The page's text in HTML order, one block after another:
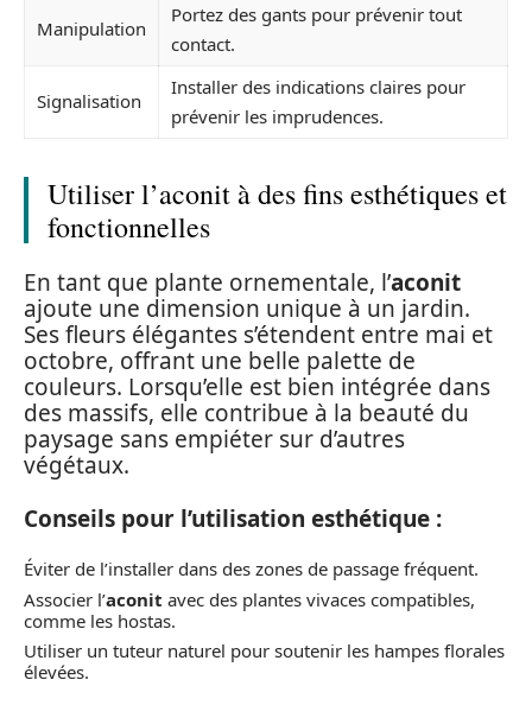
Manipulation
Portez des gants pour prévenir tout
contact.
Signalisation
Installer des indications claires pour
prévenir les imprudences.
Utiliser l’aconit à des fins esthétiques et
fonctionnelles
En tant que plante ornementale, l’aconit
ajoute une dimension unique à un jardin.
Ses fleurs élégantes s’étendent entre mai et
octobre, offrant une belle palette de
couleurs. Lorsqu’elle est bien intégrée dans
des massifs, elle contribue à la beauté du
paysage sans empiéter sur d’autres
végétaux.
Conseils pour l’utilisation esthétique :
Éviter de l’installer dans des zones de passage fréquent.
Associer l’aconit avec des plantes vivaces compatibles,
comme les hostas.
Utiliser un tuteur naturel pour soutenir les hampes florales
élevées.